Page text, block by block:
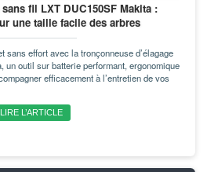
fil LXT DUC150SF Makita :
une taille facile des arbres
sans effort avec la tronçonneuse d’élagage
un outil sur batterie performant, ergonomique
efficacement à l’entretien de vos
LIRE L’ARTICLE